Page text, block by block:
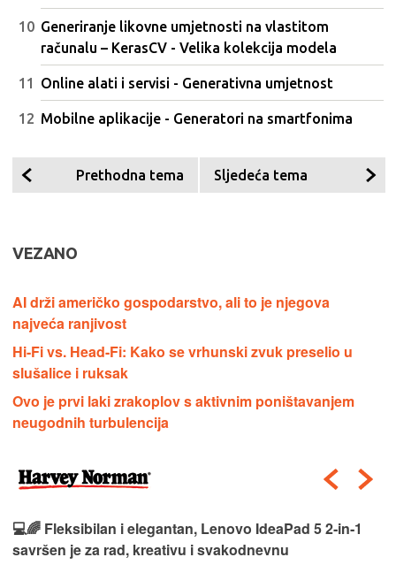
Generiranje likovne umjetnosti na vlastitom
računalu – KerasCV - Velika kolekcija modela
Online alati i servisi - Generativna umjetnost
Mobilne aplikacije - Generatori na smartfonima
Prethodna tema Sljedeća tema
VEZANO
AI drži američko gospodarstvo, ali to je njegova
najveća ranjivost
Hi-Fi vs. Head-Fi: Kako se vrhunski zvuk preselio u
slušalice i ruksak
Ovo je prvi laki zrakoplov s aktivnim poništavanjem
neugodnih turbulencija
💻🌈 Fleksibilan i elegantan, Lenovo IdeaPad 5 2‑in‑1
savršen je za rad, kreativu i svakodnevnu